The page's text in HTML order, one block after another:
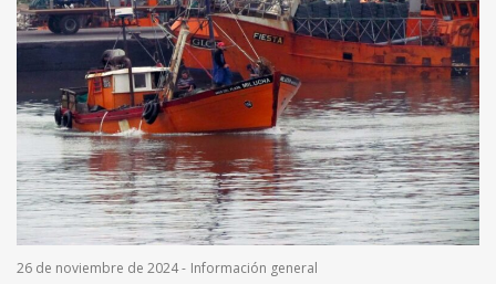
26 de noviembre de 2024- Información general